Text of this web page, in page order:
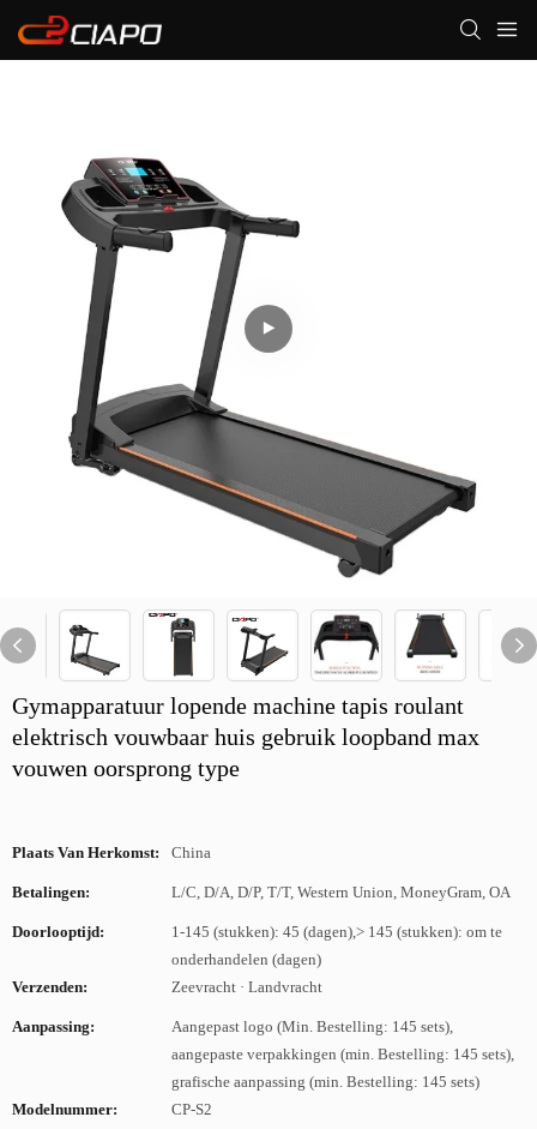
Gymapparatuur lopende machine tapis roulant
elektrisch vouwbaar huis gebruik loopband max
vouwen oorsprong type
Plaats Van Herkomst: China
Betalingen: L/C, D/A, D/P, T/T, Western Union, MoneyGram, OA
Doorlooptijd:
1-145 (stukken): 45 (dagen),> 145 (stukken): om te
onderhandelen (dagen)
Verzenden:
Zeevracht · Landvracht
Aanpassing:
Aangepast logo (Min. Bestelling: 145 sets),
aangepaste verpakkingen (min. Bestelling: 145 sets),
grafische aanpassing (min. Bestelling: 145 sets)
Modelnummer:
CP-S2